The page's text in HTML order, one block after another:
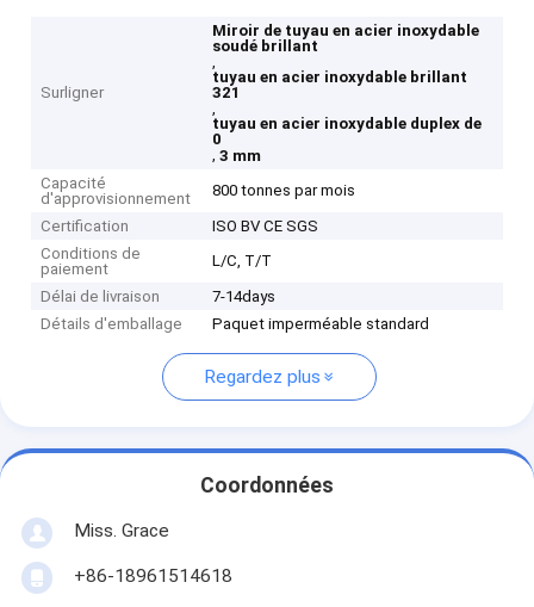
Surligner
Miroir de tuyau en acier inoxydable
soudé brillant
,
tuyau en acier inoxydable brillant
321
,
tuyau en acier inoxydable duplex de
0
,3 mm
Capacité
d'approvisionnement
800 tonnes par mois
Certification
ISO BV CE SGS
Conditions de
paiement
L/C, T/T
Délai de livraison
7-14days
Détails d'emballage
Paquet imperméable standard
Regardez plus
Coordonnées
Miss. Grace
+86-18961514618